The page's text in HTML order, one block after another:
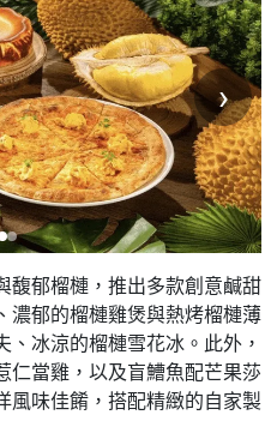
›
馥郁榴槤，推出多款創意鹹甜
濃郁的榴槤雞煲與熱烤榴槤薄
冰涼的榴槤雪花冰。此外，
仁當雞，以及盲鰽魚配芒果莎
風味佳餚，搭配精緻的自家製